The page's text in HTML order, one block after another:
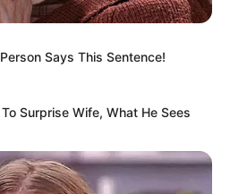
Says This Sentence!
Surprise Wife, What He Sees